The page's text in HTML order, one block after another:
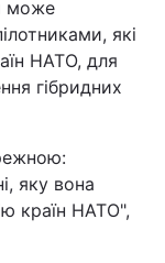
може
які
НАТО, для
гібридних
яку вона
країн НАТО",